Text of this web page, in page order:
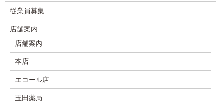
従業員募集
店舗案内
店舗案内
本店
エコール店
玉田薬局